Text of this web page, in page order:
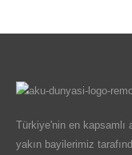
Türkiye'nin en kapsamlı
yakın bayilerimiz